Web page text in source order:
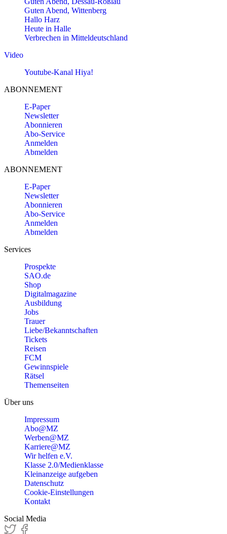
Guten Abend, Wittenberg
Hallo Harz
Heute in Halle
Verbrechen in Mitteldeutschland
Video
Youtube-Kanal Hiya!
ABONNEMENT
E-Paper
Newsletter
Abonnieren
Abo-Service
Anmelden
Abmelden
ABONNEMENT
E-Paper
Newsletter
Abonnieren
Abo-Service
Anmelden
Abmelden
Services
Prospekte
SAO.de
Shop
Digitalmagazine
Ausbildung
Jobs
Trauer
Liebe/Bekanntschaften
Tickets
Reisen
FCM
Gewinnspiele
Rätsel
Themenseiten
Über uns
Impressum
Abo@MZ
Werben@MZ
Karriere@MZ
Wir helfen e.V.
Klasse 2.0/Medienklasse
Kleinanzeige aufgeben
Datenschutz
Cookie-Einstellungen
Kontakt
Social Media